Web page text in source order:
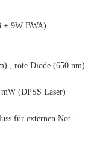
+ 9W BWA)
, rote Diode (650 nm)
(DPSS Laser)
für externen Not-